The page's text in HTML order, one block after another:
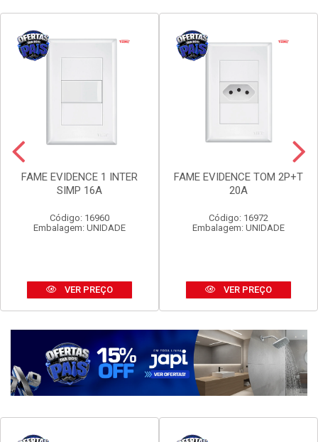
FAME EVIDENCE 1 INTER
SIMP 16A
Código: 16960
Embalagem: UNIDADE
VER PREÇO
FAME EVIDENCE TOM 2P+T
20A
Código: 16972
Embalagem: UNIDADE
VER PREÇO